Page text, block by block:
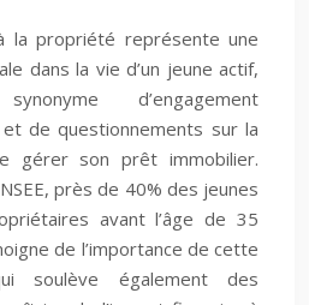
la propriété représente une
dans la vie d’un jeune actif,
d’engagement
de questionnements sur la
gérer son prêt immobilier.
près de 40% des jeunes
avant l’âge de 35
de l’importance de cette
soulève également des